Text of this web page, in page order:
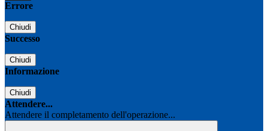
Errore
Chiudi
Successo
Chiudi
Informazione
Chiudi
Attendere...
Attendere il completamento dell'operazione...